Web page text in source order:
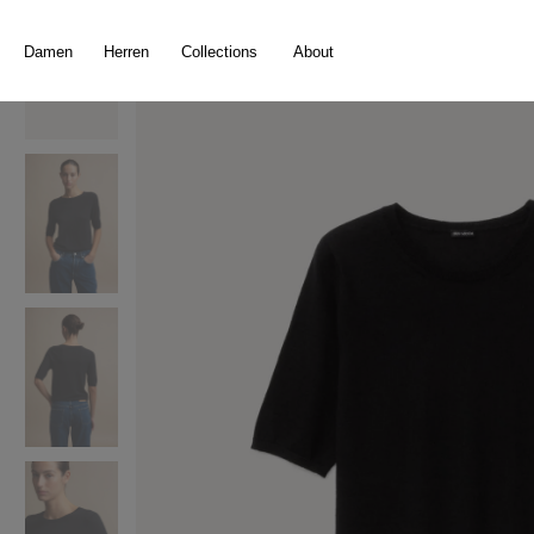
Damen Herren Collections About